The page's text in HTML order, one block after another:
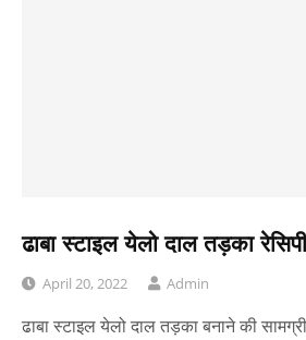
ढाबा स्टाइल येलो दाल तड़का रेसिपी
April 20, 2022 Admin
ढाबा स्टाइल येलो दाल तड़का बनाने की